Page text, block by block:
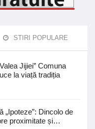
STIRI POPULARE
Jijiei” Comuna
la viață tradiția
„Ipoteze”: Dincolo de
proximitate și…